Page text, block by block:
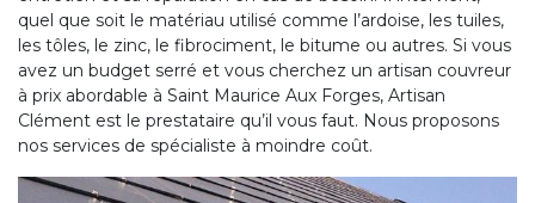
quel que soit le matériau utilisé comme l’ardoise, les tuiles,
les tôles, le zinc, le fibrociment, le bitume ou autres. Si vous
avez un budget serré et vous cherchez un artisan couvreur
à prix abordable à Saint Maurice Aux Forges, Artisan
Clément est le prestataire qu’il vous faut. Nous proposons
nos services de spécialiste à moindre coût.